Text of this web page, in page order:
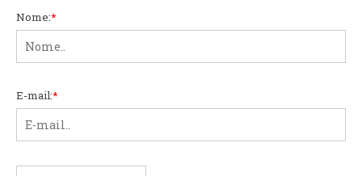
Nome:*
E-mail:*